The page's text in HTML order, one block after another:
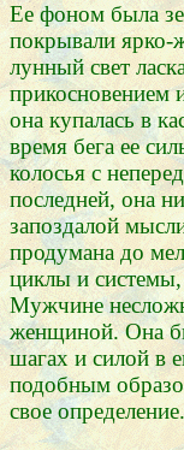
Ее фоном была
покрывали
лунный свет
она купалась в
время бега ее
колосья с
последней, она
запоздалой
продумана до
циклы и
Мужчине
женщиной. Она
шагах и силой в
подобным
свое